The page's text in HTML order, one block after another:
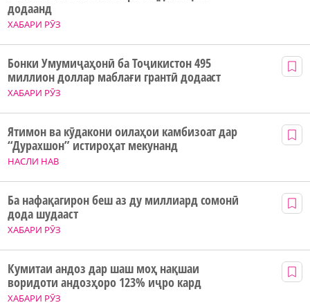
ХАБАРИ РӮЗ
додаанд
ХАБАРИ РӮЗ
Бонки Умумиҷаҳонӣ ба Тоҷикистон 495
миллион доллар маблағи грантӣ додааст
НАСЛИ НАВ
Ятимон ва кӯдакони оилаҳои камбизоат дар
“Дурахшон” истироҳат мекунанд
ХАБАРИ РӮЗ
Ба нафақагирон беш аз ду миллиард сомонӣ
дода шудааст
ХАБАРИ РӮЗ
Кумитаи андоз дар шаш моҳ нақшаи
воридоти андозҳоро 123% иҷро кард